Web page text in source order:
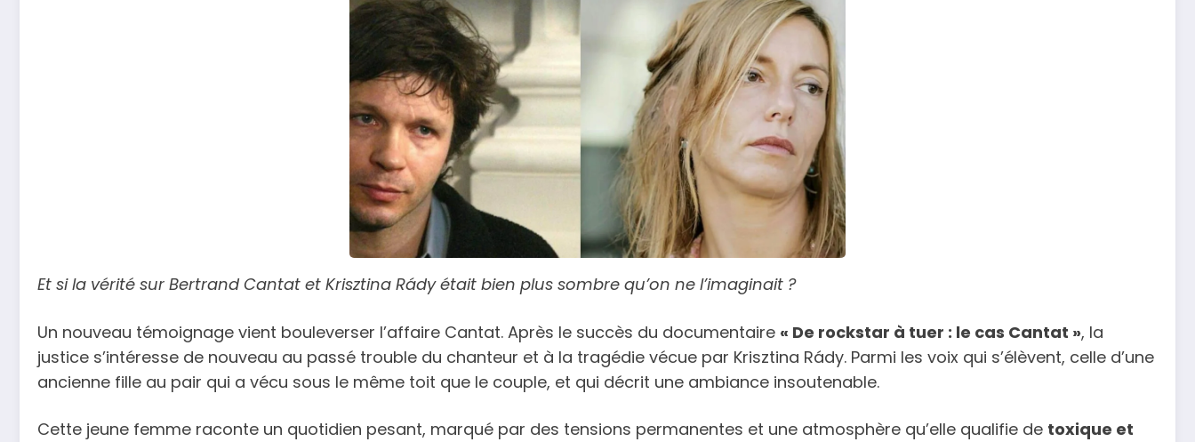
Et si la vérité sur Bertrand Cantat et Krisztina Rády était bien plus sombre qu’on ne l’imaginait ?
Un nouveau témoignage vient bouleverser l’affaire Cantat. Après le succès du documentaire « De rockstar à tuer : le cas Cantat », la
justice s’intéresse de nouveau au passé trouble du chanteur et à la tragédie vécue par Krisztina Rády. Parmi les voix qui s’élèvent, celle d’une
ancienne fille au pair qui a vécu sous le même toit que le couple, et qui décrit une ambiance insoutenable.
Cette jeune femme raconte un quotidien pesant, marqué par des tensions permanentes et une atmosphère qu’elle qualifie de toxique et